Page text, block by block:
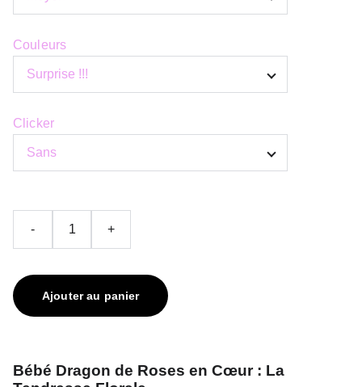
Couleurs
Clicker
- +
Ajouter au panier
Bébé Dragon de Roses en Cœur : La